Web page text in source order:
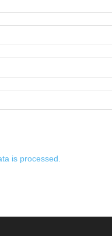
is processed.